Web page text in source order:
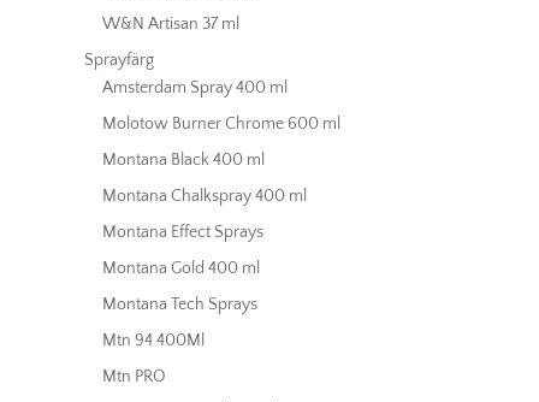
W&N Artisan 37 ml
Sprayfärg
Amsterdam Spray 400 ml
Molotow Burner Chrome 600 ml
Montana Black 400 ml
Montana Chalkspray 400 ml
Montana Effect Sprays
Montana Gold 400 ml
Montana Tech Sprays
Mtn 94 400Ml
Mtn PRO